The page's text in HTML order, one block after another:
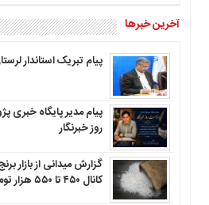
آخرین خبرها
پیام تبریک استاندار
پیام مدیر پایگاه خبری
روز خبرنگار
گزارش میدانی از بازار
کانال ۴۵۰ تا ۵۵۰ هزار تومان